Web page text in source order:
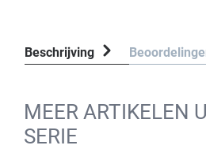
Beschrijving
MEER ARTIKELEN
SERIE